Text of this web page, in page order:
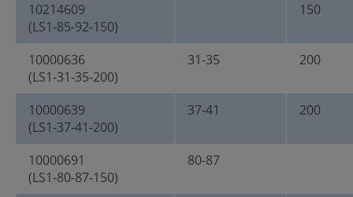
10214609
(LS1-85-92-150)
150
10000636
(LS1-31-35-200)
31-35 200
10000639
(LS1-37-41-200)
37-41 200
10000691
(LS1-80-87-150)
80-87